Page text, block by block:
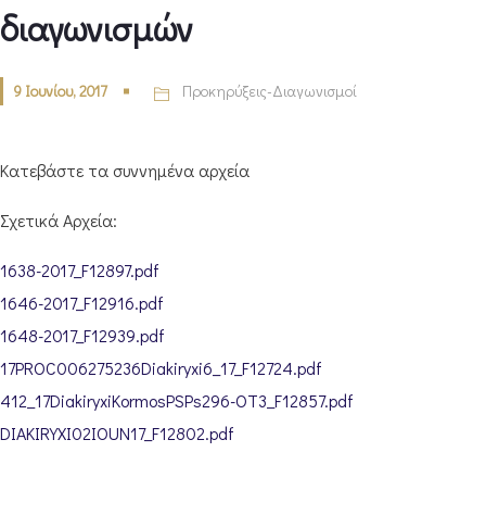
διαγωνισμών
9 Ιουνίου, 2017 Προκηρύξεις-Διαγωνισμοί
Κατεβάστε τα συννημένα αρχεία
Σχετικά Αρχεία:
1638-2017_F12897.pdf
1646-2017_F12916.pdf
1648-2017_F12939.pdf
17PROC006275236Diakiryxi6_17_F12724.pdf
412_17DiakiryxiKormosPSPs296-OT3_F12857.pdf
DIAKIRYXI02IOUN17_F12802.pdf